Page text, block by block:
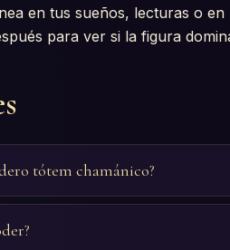
en tus sueños, lecturas o
para ver si la figura
tótem chamánico?